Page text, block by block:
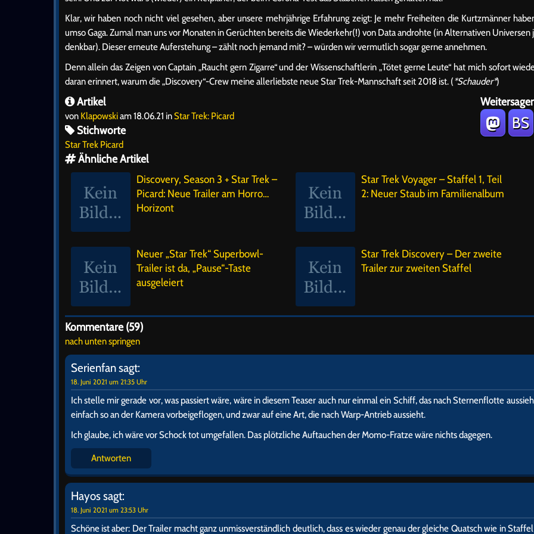
Klar, wir haben noch nicht viel gesehen, aber unsere mehrjährige Erfahrung zeigt: Je mehr Freiheiten die Kurtzmänner
umso Gaga. Zumal man uns vor Monaten in Gerüchten bereits die Wiederkehr(!) von Data androhte (in Alternativen Universen
denkbar). Dieser erneute Auferstehung – zählt noch jemand mit? – würden wir vermutlich sogar gerne annehmen.
Denn allein das Zeigen von Captain „Raucht gern Zigarre“ und der Wissenschaftlerin „Tötet gerne Leute“ hat mich sofort
daran erinnert, warum die „Discovery“-Crew meine allerliebste neue Star Trek-Mannschaft seit 2018 ist. (*Schauder*)
BS
Artikel
von Klapowskiam 18.06.21 inStar Trek: Picard
Stichworte
Star Trek Picard
Ähnliche Artikel
Discovery, Season 3 + Star Trek –
Picard: Neue Trailer am Horro…
Horizont
Star Trek Voyager – Staffel 1, Teil
2: Neuer Staub im Familienalbum
Neuer „Star Trek“ Superbowl-
Trailer ist da, „Pause“-Taste
ausgeleiert
Star Trek Discovery – Der zweite
Trailer zur zweiten Staffel
Kommentare (59)
nach unten springen
Serienfansagt:
18. Juni 2021 um 21:35 Uhr
Ich stelle mir gerade vor, was passiert wäre, wäre in diesem Teaser auch nur einmal ein Schiff, das nach Sternenflotte
einfach so an der Kamera vorbeigeflogen, und zwar auf eine Art, die nach Warp-Antrieb aussieht.
Ich glaube, ich wäre vor Schock tot umgefallen. Das plötzliche Auftauchen der Momo-Fratze wäre nichts dagegen.
Antworten
Hayossagt:
18. Juni 2021 um 23:53 Uhr
Schöne ist aber: Der Trailer macht ganz unmissverständlich deutlich, dass es wieder genau der gleiche Quatsch wie in Staffel